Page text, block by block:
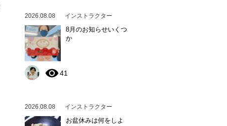
2026.08.08 インストラクター
8月のお知らせいくつ
か
41
2026.08.08 インストラクター
お盆休みは何をしよ